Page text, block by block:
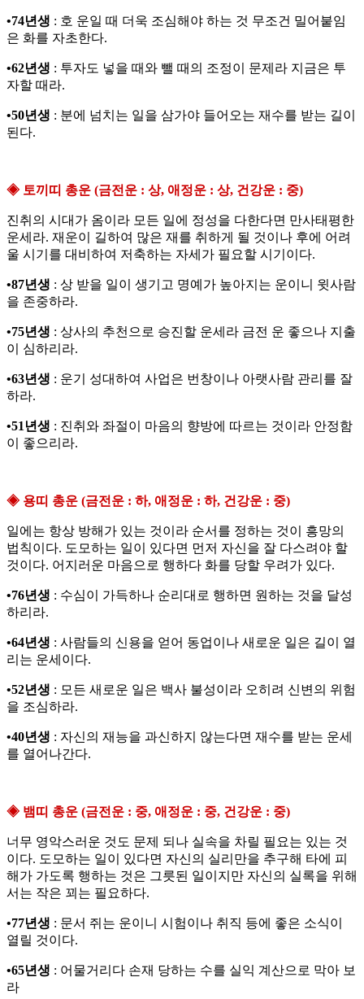
•74년생 : 호 운일 때 더욱 조심해야 하는 것 무조건 밀어붙임
은 화를 자초한다.
•62년생 : 투자도 넣을 때와 뺄 때의 조정이 문제라 지금은 투
자할 때라.
•50년생 : 분에 넘치는 일을 삼가야 들어오는 재수를 받는 길이
된다.
◈ 토끼띠 총운 (금전운 : 상, 애정운 : 상, 건강운 : 중)
진취의 시대가 옴이라 모든 일에 정성을 다한다면 만사태평한
운세라. 재운이 길하여 많은 재를 취하게 될 것이나 후에 어려
울 시기를 대비하여 저축하는 자세가 필요할 시기이다.
•87년생 : 상 받을 일이 생기고 명예가 높아지는 운이니 윗사람
을 존중하라.
•75년생 : 상사의 추천으로 승진할 운세라 금전 운 좋으나 지출
이 심하리라.
•63년생 : 운기 성대하여 사업은 번창이나 아랫사람 관리를 잘
하라.
•51년생 : 진취와 좌절이 마음의 향방에 따르는 것이라 안정함
이 좋으리라.
◈ 용띠 총운 (금전운 : 하, 애정운 : 하, 건강운 : 중)
일에는 항상 방해가 있는 것이라 순서를 정하는 것이 흥망의
법칙이다. 도모하는 일이 있다면 먼저 자신을 잘 다스려야 할
것이다. 어지러운 마음으로 행하다 화를 당할 우려가 있다.
•76년생 : 수심이 가득하나 순리대로 행하면 원하는 것을 달성
하리라.
•64년생 : 사람들의 신용을 얻어 동업이나 새로운 일은 길이 열
리는 운세이다.
•52년생 : 모든 새로운 일은 백사 불성이라 오히려 신변의 위험
을 조심하라.
•40년생 : 자신의 재능을 과신하지 않는다면 재수를 받는 운세
를 열어나간다.
◈ 뱀띠 총운 (금전운 : 중, 애정운 : 중, 건강운 : 중)
너무 영악스러운 것도 문제 되나 실속을 차릴 필요는 있는 것
이다. 도모하는 일이 있다면 자신의 실리만을 추구해 타에 피
해가 가도록 행하는 것은 그릇된 일이지만 자신의 실록을 위해
서는 작은 꾀는 필요하다.
•77년생 : 문서 쥐는 운이니 시험이나 취직 등에 좋은 소식이
열릴 것이다.
•65년생 : 어물거리다 손재 당하는 수를 실익 계산으로 막아 보
라